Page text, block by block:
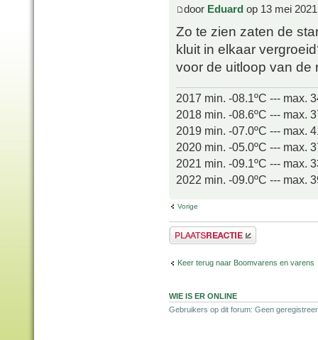
door Eduard op 13 mei
Zo te zien zaten de
kluit in elkaar
voor de uitloop van
2017 min. -08.1ºC --- max.
2018 min. -08.6ºC --- max.
2019 min. -07.0ºC --- max.
2020 min. -05.0ºC --- max.
2021 min. -09.1ºC --- max.
2022 min. -09.0ºC --- max.
Vorige
Plaats een reactie
Keer terug naar Boomvarens en varens
WIE IS ER ONLINE
Gebruikers op dit forum: Geen